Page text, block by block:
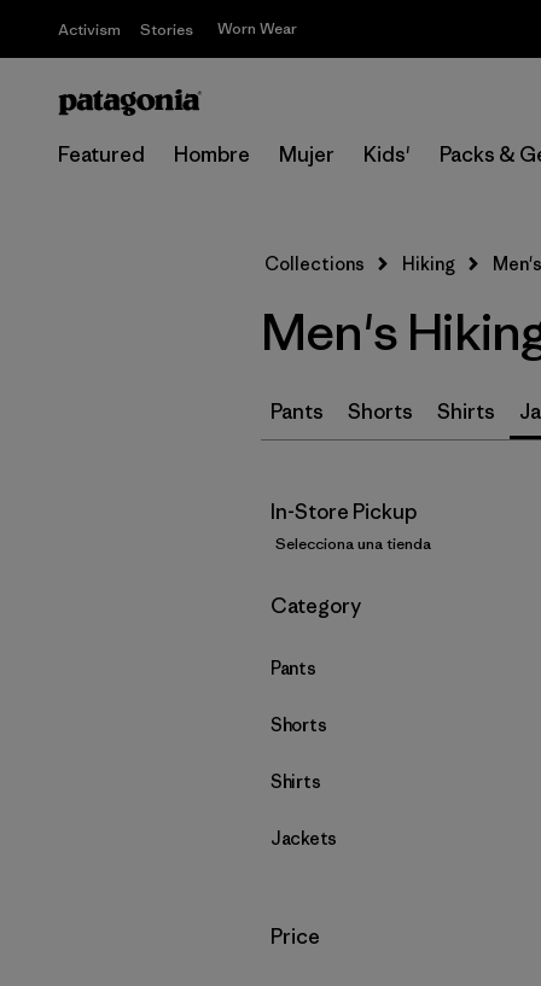
Activism Stories Worn Wear
Featured Hombre Mujer Kids' Packs &
Collections Hiking
Men's
Pants Shorts Shirts
In-Store Pickup
Selecciona una tienda
Filtrar por
Category
Pants
Shorts
Shirts
Jackets
Filtrar por
Price